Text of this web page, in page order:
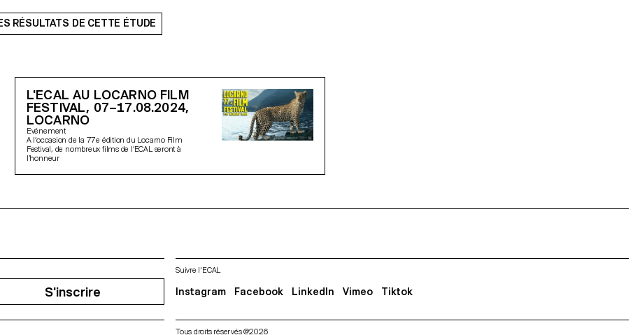
RÉSULTATS DE CETTE ÉTUDE
L'ECAL AU LOCARNO FILM
FESTIVAL, 07–17.08.2024,
LOCARNO
Evénement
A l’occasion de la 77e édition du Locarno Film
Festival, de nombreux films de l’ECAL seront à
l’honneur
S'inscrire
Suivre l'ECAL
Instagram Facebook LinkedIn Vimeo Tiktok
Tous droits réservés @2026